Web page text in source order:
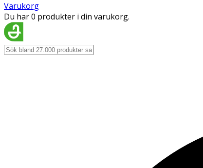
Varukorg
Du har 0 produkter i din varukorg.